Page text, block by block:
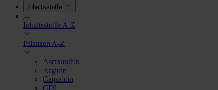
Inhaltsstoffe
Inhaltsstoffe A-Z
Pflanzen A-Z
Astaxanthin
Arginin
Capsaicin
CDL